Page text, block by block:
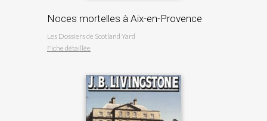
Noces mortelles à Aix-en-Provence
Les Dossiers de Scotland Yard
Fiche détaillée